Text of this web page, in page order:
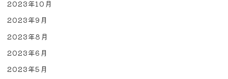
2023年10月
2023年9月
2023年8月
2023年6月
2023年5月